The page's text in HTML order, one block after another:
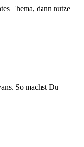
Thema, dann nutze
So machst Du